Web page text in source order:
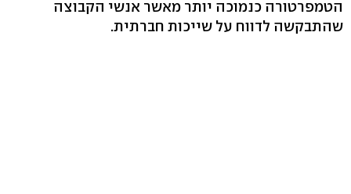
הטמפרטורה כנמוכה יותר מאשר אנשי הקבוצה
שהתבקשה לדווח על שייכות חברתית.